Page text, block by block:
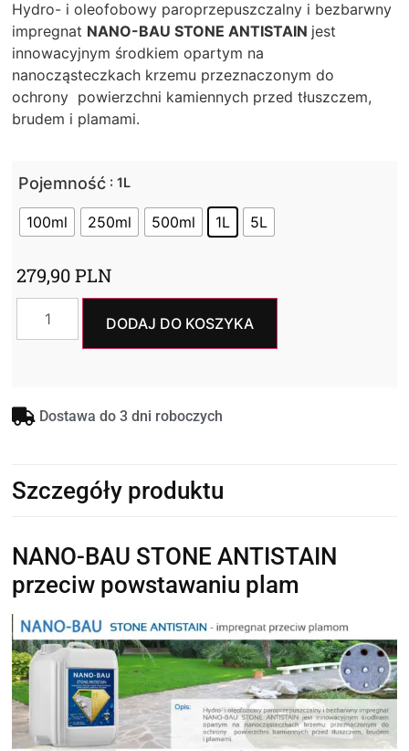
Hydro- i oleofobowy paroprzepuszczalny i bezbarwny
impregnat NANO-BAU STONE ANTISTAIN jest
innowacyjnym środkiem opartym na
nanocząsteczkach krzemu przeznaczonym do
ochrony powierzchni kamiennych przed tłuszczem,
brudem i plamami.
Pojemność : 1L
100ml 250ml 500ml 1L 5L
279,90PLN
DODAJ DO KOSZYKA
Dostawa do 3 dni roboczych
Szczegóły produktu
NANO-BAU STONE ANTISTAIN
przeciw powstawaniu plam